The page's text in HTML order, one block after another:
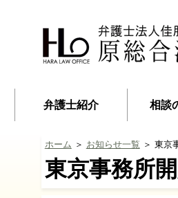
弁護士紹介 相談
ホーム ＞ お知らせ一覧 ＞ 東京
東京事務所